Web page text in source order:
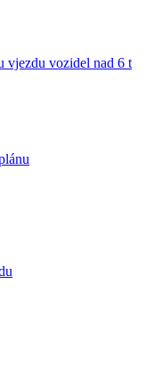
vjezdu vozidel nad 6 t